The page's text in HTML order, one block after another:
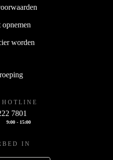
opnemen
worden
7801
9:00 - 15:00
IN